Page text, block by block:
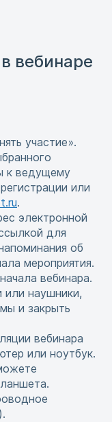
вебинаре
участие».
к ведущему
или
.
электронной
для
об
мероприятия.
вебинара.
или наушники,
и закрыть
вебинара
или ноутбук.